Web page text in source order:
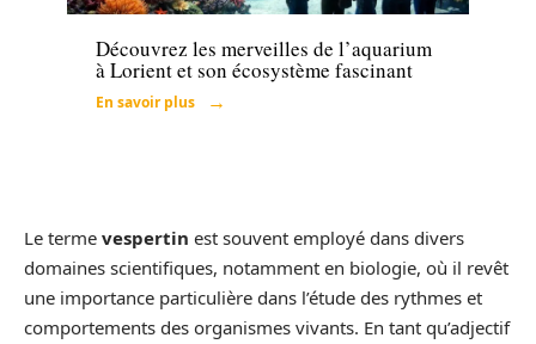
Découvrez les merveilles de l’aquarium
à Lorient et son écosystème fascinant
En savoir plus
Le terme vespertin est souvent employé dans divers
domaines scientifiques, notamment en biologie, où il revêt
une importance particulière dans l’étude des rythmes et
comportements des organismes vivants. En tant qu’adjectif